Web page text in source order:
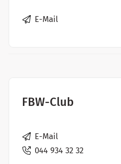
E-Mail
FBW-Club
E-Mail
044 934 32 32